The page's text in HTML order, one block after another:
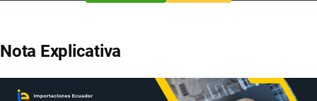
Nota Explicativa